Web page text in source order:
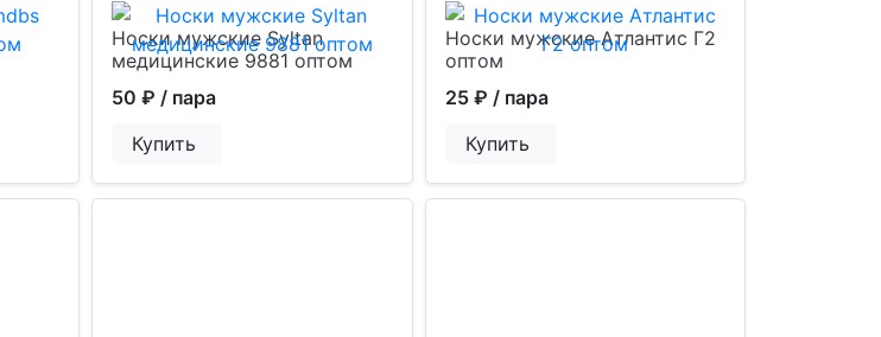
Носки мужские Syltan
медицинские 9881 оптом
50 ₽/ пара
Купить
Носки мужские Атлантис Г2
оптом
25 ₽ / пара
Купить